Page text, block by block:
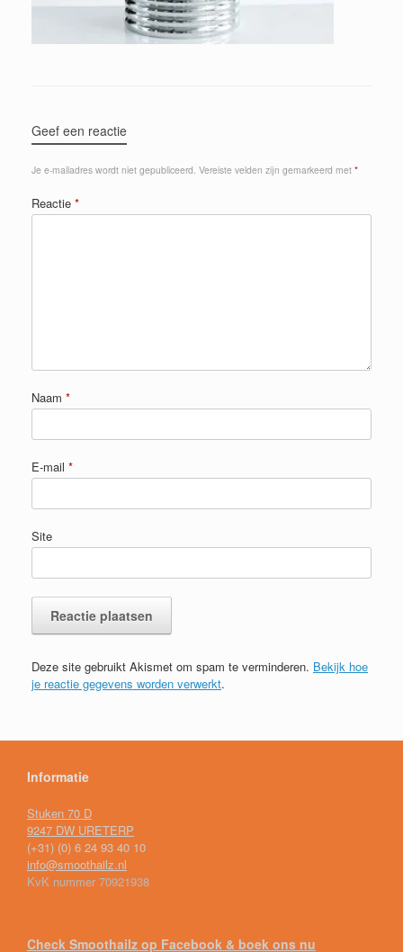
Geef een reactie
Je e-mailadres wordt niet gepubliceerd. Vereiste velden zijn gemarkeerd met *
Reactie *
Naam *
E-mail *
Site
Deze site gebruikt Akismet om spam te verminderen. Bekijk hoe
je reactie gegevens worden verwerkt.
Informatie
Stuken 70 D
9247 DW URETERP
(+31) (0) 6 24 93 40 10
info@smoothailz.nl
KvK nummer 70921938
Check Smoothailz op Facebook & boek ons nu